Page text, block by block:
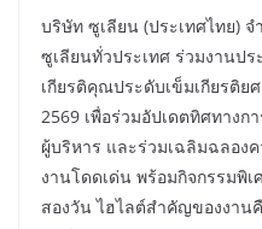
บริษัท ซูเลียน (ประเทศไทย)
ซูเลียนทั่วประเทศ ร่วมงานป
เกียรติคุณประดับเข็มเกียรติ
2569 เพื่อร่วมอัปเดตทิศทาง
ผู้บริหาร และร่วมเฉลิมฉลอง
งานโดดเด่น พร้อมกิจกรรมพิ
สองวัน ไฮไลต์สำคัญของงาน